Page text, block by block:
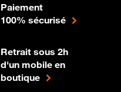
Paiement
100% sécurisé
Retrait sous 2h
d'un mobile en
boutique